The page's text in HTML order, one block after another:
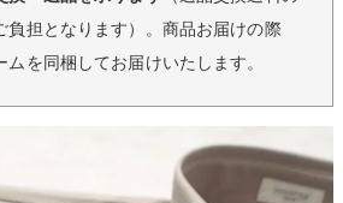
負担となります）。商品お届けの際
を同梱してお届けいたします。